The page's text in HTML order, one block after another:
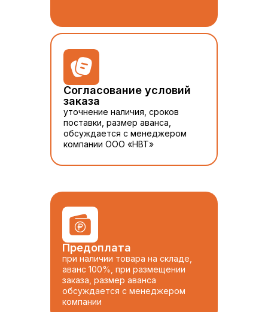
Предоплата
при наличии товара на складе,
аванс 100%, при размещении
заказа, размер аванса
обсуждается с менеджером
компании
Согласование условий
заказа
уточнение наличия, сроков
поставки, размер аванса,
обсуждается с менеджером
компании ООО «НВТ»